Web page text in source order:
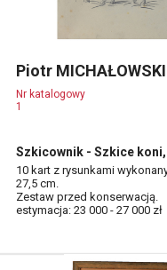
Piotr
Nr katalogowy
1
Szkicownik - Szkice koni,
10 kart z rysunkami
27,5 cm.
Zestaw przed konserwacją.
estymacja: 23 000 - 27 000 zł